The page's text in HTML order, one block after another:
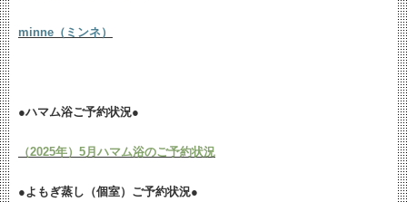
minne（ミンネ）
●ハマム浴ご予約状況●
（2025年）5月ハマム浴のご予約状況
●よもぎ蒸し（個室）ご予約状況●